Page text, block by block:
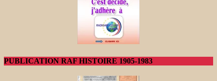
PUBLICATION RAF HISTOIRE 1905-1983